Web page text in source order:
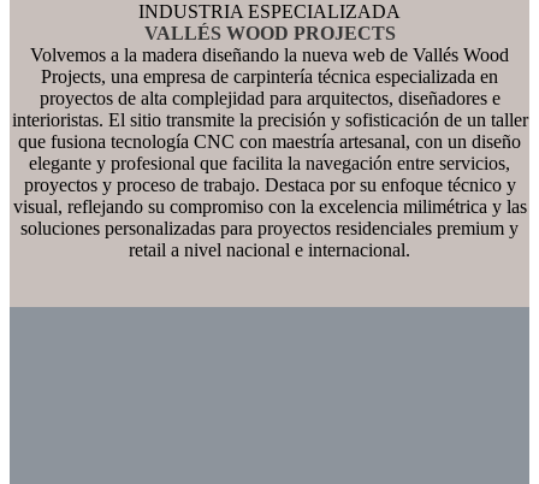
INDUSTRIA ESPECIALIZADA
VALLÉS WOOD PROJECTS
Volvemos a la madera diseñando la nueva web de Vallés Wood
Projects, una empresa de carpintería técnica especializada en
proyectos de alta complejidad para arquitectos, diseñadores e
interioristas. El sitio transmite la precisión y sofisticación de un taller
que fusiona tecnología CNC con maestría artesanal, con un diseño
elegante y profesional que facilita la navegación entre servicios,
proyectos y proceso de trabajo. Destaca por su enfoque técnico y
visual, reflejando su compromiso con la excelencia milimétrica y las
soluciones personalizadas para proyectos residenciales premium y
retail a nivel nacional e internacional.